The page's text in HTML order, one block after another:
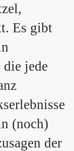
Es gibt
jede
(noch)
der